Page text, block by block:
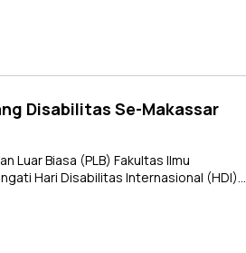
Disabilitas Se-Makassar
Luar Biasa (PLB) Fakultas Ilmu
Hari Disabilitas Internasional (HDI)…